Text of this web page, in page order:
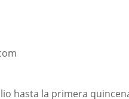
hasta la primera